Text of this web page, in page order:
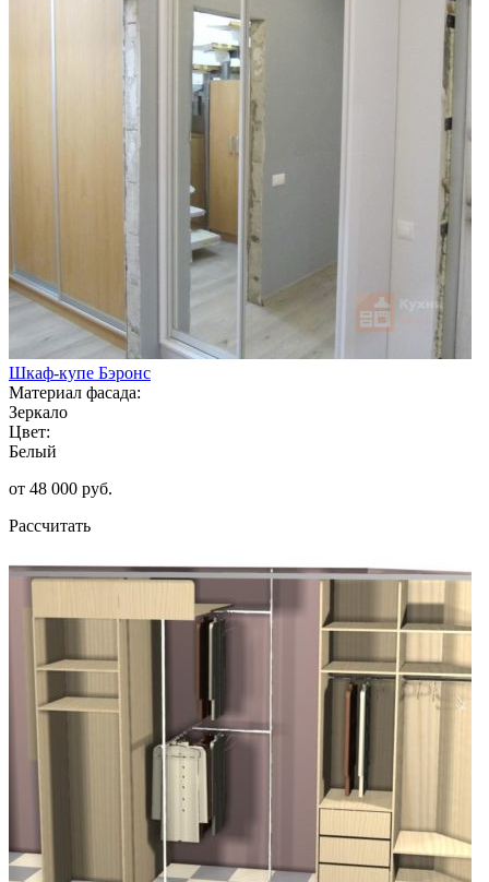
Шкаф-купе Бэронс
Материал фасада:
Зеркало
Цвет:
Белый
от 48 000 руб.
Рассчитать